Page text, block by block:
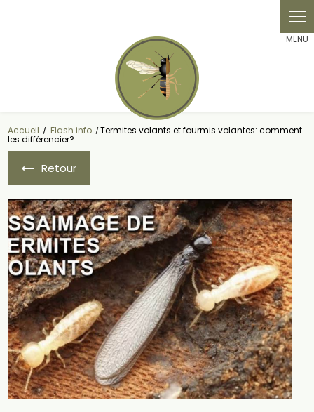
Accueil Flash info Termites volants et fourmis volantes: comment
les différencier?
Retour